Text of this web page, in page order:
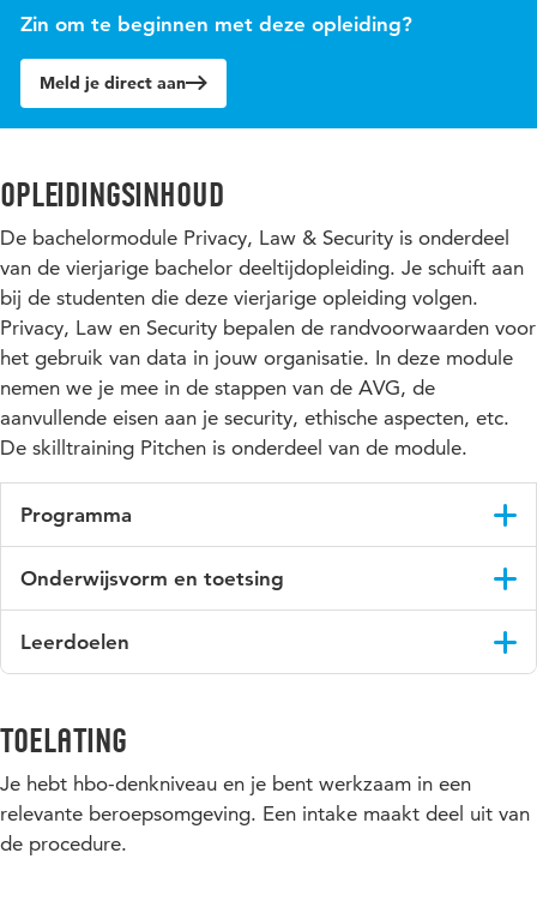
Zin om te beginnen met deze opleiding?
Meld je direct aan
Opleidingsinhoud
De bachelormodule Privacy, Law & Security is onderdeel
van de vierjarige bachelor deeltijdopleiding. Je schuift aan
bij de studenten die deze vierjarige opleiding volgen.
Privacy, Law en Security bepalen de randvoorwaarden voor
het gebruik van data in jouw organisatie. In deze module
nemen we je mee in de stappen van de AVG, de
aanvullende eisen aan je security, ethische aspecten, etc.
De skilltraining Pitchen is onderdeel van de module.
Programma
Security Plan
Ethische impact analyse
Onderwijsvorm en toetsing
zaterdag. Daarnaast werk je aan een casus binnen jouw werk.
Elke module sluit je af met een schriftelijke toets, het
Leerdoelen
1. de relevante privacy, juridische en beveiligingsknelpunten
van de invoering van nieuwe technologie herkennen en
beschrijven op tactisch of operationeel niveau.
2. een organisatie adviseren over te nemen privacy
maatregelen en juridische en beveiligingsstappen bij de
Toelating
Je hebt hbo-denkniveau en je bent werkzaam in een
relevante beroepsomgeving. Een intake maakt deel uit van
de procedure.